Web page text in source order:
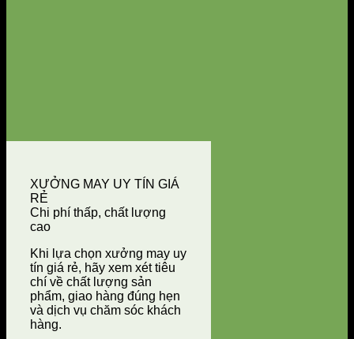
XƯỞNG MAY UY TÍN GIÁ
RẺ
Chi phí thấp, chất lượng
cao
Khi lựa chọn xưởng may uy
tín giá rẻ, hãy xem xét tiêu
chí về chất lượng sản
phẩm, giao hàng đúng hẹn
và dịch vụ chăm sóc khách
hàng.